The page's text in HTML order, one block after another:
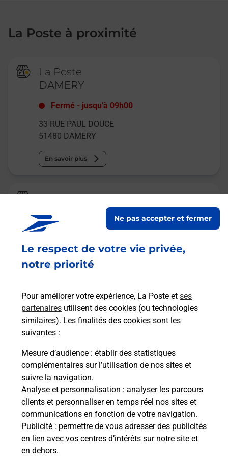
Le respect de votre vie privée,
notre priorité
Pour améliorer votre expérience, La Poste et ses
partenaires utilisent des cookies (ou technologies
similaires). Les finalités des cookies sont les
suivantes :
Mesure d’audience : établir des statistiques
complémentaires sur l’utilisation de nos sites et
suivre la navigation.
Analyse et personnalisation : analyser les parcours
clients et personnaliser en temps réel nos sites et
communications en fonction de votre navigation.
Publicité : permettre de vous adresser des publicités
en lien avec vos centres d’intérêts sur notre site et
en dehors.
Ne pas accepter et fermer
La Poste à proximité
La Poste
DAMERY
Fermé - jusqu'à 09h00
33 RUE PAUL DOUCE
51480 DAMERY
En savoir plus
La Poste Agence Communale
MARDEUIL MAIRIE
jusqu'à 09h30
1 rue Jean Jaures
51530 MARDEUIL
Malin !
La Poste
en ligne
Ouvert 24h/24
En savoir plus